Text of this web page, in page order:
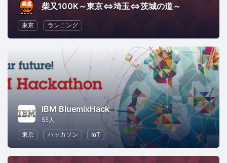
柴又100K～東京⇔埼玉⇔茨城の道～
東京 ランニング
IBM BluemixHack
55人
東京
ハッカソン IoT